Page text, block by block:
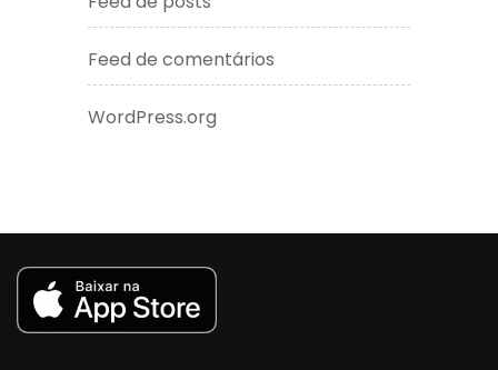
Feed de comentários
WordPress.org